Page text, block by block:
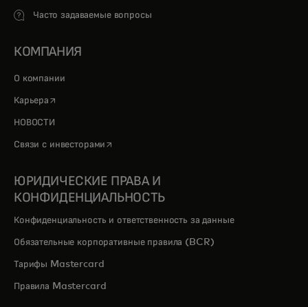
Часто задаваемые вопросы
КОМПАНИЯ
О компании
Карьера opens in a new tab
НОВОСТИ
Связи с инвесторами opens in a new tab
ЮРИДИЧЕСКИЕ ПРАВА И
КОНФИДЕНЦИАЛЬНОСТЬ
Конфиденциальность и ответственность за данные
Обязательные корпоративные правила (BCR)
Тарифы Mastercard
Правила Mastercard